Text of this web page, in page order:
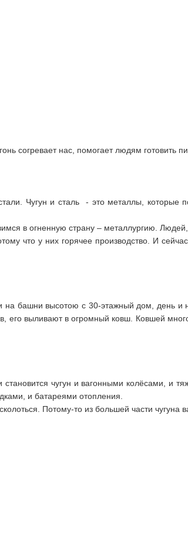
согревает нас, помогает людям готовить
Чугун и сталь - это металлы, которые
в огненную страну – металлургию.
что у них горячее производство. И
башни высотою с 30-этажный дом, день и
его выливают в огромный ковш. Ковшей
чугун и вагонными колёсами, и
и батареями отопления.
Потому-то из большей части чугуна